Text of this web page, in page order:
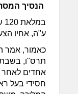
הנסיך
ע"ה, אחיו
כאמור, אמר
תרס"ו, בשבת
אחדים לאחר
חסידי בעל